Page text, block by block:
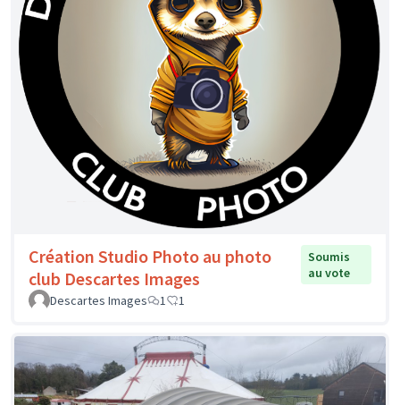
Création Studio Photo au photo
club Descartes Images
Soumis
au vote
Descartes Images
1 1